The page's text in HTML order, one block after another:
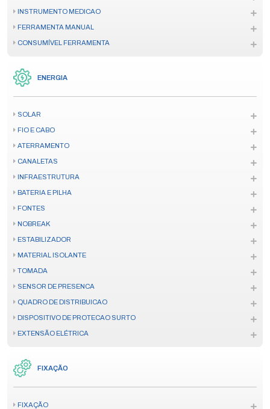
INSTRUMENTO MEDICAO
FERRAMENTA MANUAL
CONSUMÍVEL FERRAMENTA
ENERGIA
SOLAR
FIO E CABO
ATERRAMENTO
CANALETAS
INFRAESTRUTURA
BATERIA E PILHA
FONTES
NOBREAK
ESTABILIZADOR
MATERIAL ISOLANTE
TOMADA
SENSOR DE PRESENCA
QUADRO DE DISTRIBUICAO
DISPOSITIVO DE PROTECAO SURTO
EXTENSÃO ELÉTRICA
FIXAÇÃO
FIXAÇÃO